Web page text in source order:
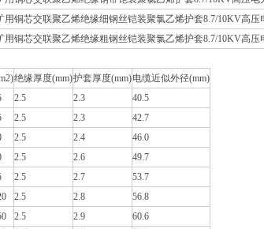
用铜芯交联聚乙烯绝缘细钢丝铠装聚氯乙烯护套8.7/10KV高压
用铜芯交联聚乙烯绝缘粗钢丝铠装聚氯乙烯护套8.7/10KV高压
绝缘厚度(mm)护套厚度(mm)电缆近似外径(mm)
2.5 2.3
40.5
2.5 2.3
42.7
2.5 2.4
46.0
2.5 2.6
49.7
2.5 2.7
53.7
2.5 2.8
56.8
2.5 2.9
60.6